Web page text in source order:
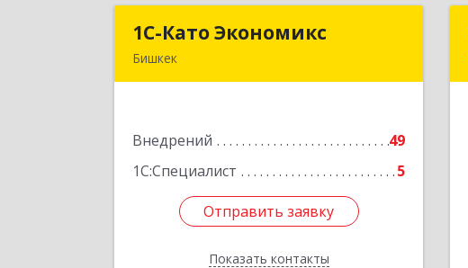
1С-Като Экономикс
Бишкек
Внедрений
49
1С:Специалист
5
Отправить заявку
Показать контакты
1С-Като Экономикс
Подробнее
Отправить заявку
Назад